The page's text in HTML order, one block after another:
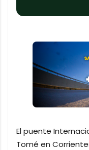
El puente
Tomé en